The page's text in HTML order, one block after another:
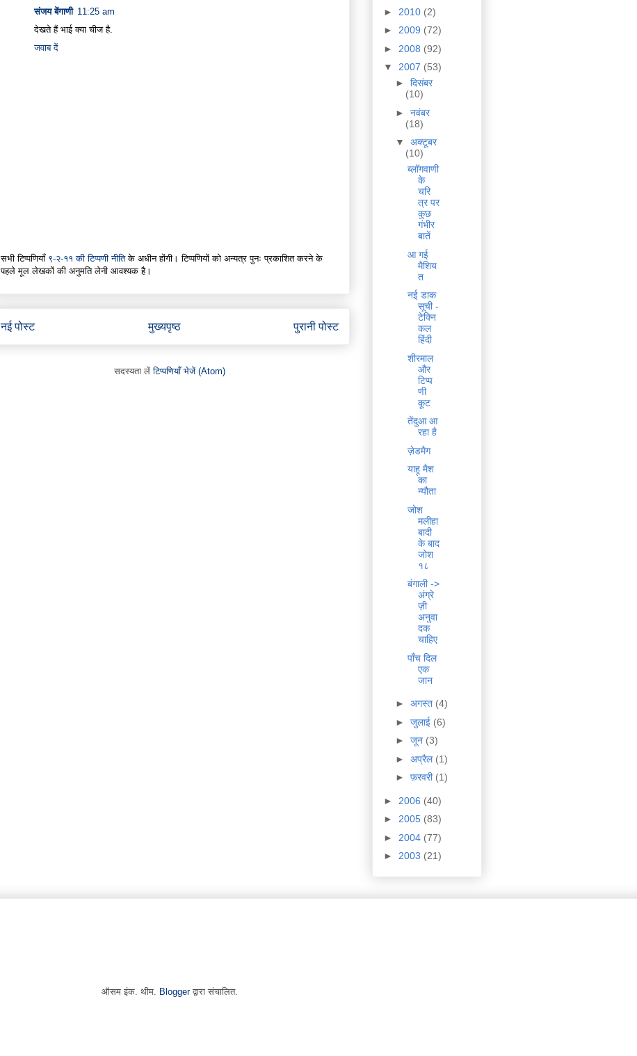
संजय बेंगाणी 11:25 am
देखते हैं भाई क्या चीज है.
जवाब दें
सभी टिप्पणियाँ ९-२-११ की टिप्पणी नीतिके अधीन होंगी। टिप्पणियों को अन्यत्र पुनः प्रकाशित करने के
पहले मूल लेखकों की अनुमति लेनी आवश्यक है।
नई पोस्ट पुरानी पोस्ट
मुख्यपृष्ठ
सदस्यता लेंटिप्पणियाँ भेजें (Atom)
► 2010 (2)
► 2009 (72)
► 2008 (92)
▼ 2007 (53)
► दिसंबर
(10)
► नवंबर
(18)
▼ अक्टूबर
(10)
ब्लॉगवाणी
के
चरि
त्र पर
कुछ
गंभीर
बातें
आ गई
मैशिय
त
नई डाक
सूची -
टेक्नि
कल
हिंदी
शीरमाल
और
टिप्प
णी
कूट
तेंदुआ आ
रहा है
ज़ेडमैग
याहू मैश
का
न्यौता
जोश
मलीहा
बादी
के बाद
जोश
१८
बंगाली ->
अंग्रे
ज़ी
अनुवा
दक
चाहिए
पाँच दिल
एक
जान
► अगस्त (4)
► जुलाई (6)
► जून (3)
► अप्रैल (1)
► फ़रवरी (1)
► 2006 (40)
► 2005 (83)
► 2004 (77)
► 2003 (21)
ऑसम इंक. थीम. Bloggerद्वारा संचालित.